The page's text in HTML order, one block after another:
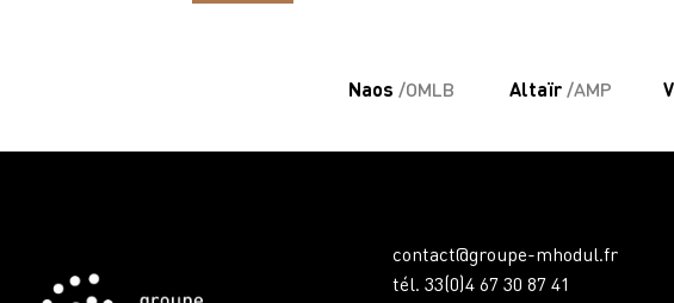
Naos /OMLB Altaïr/AMP
contact@groupe-mhodul.fr
tél. 33(0)4 67 30 87 41